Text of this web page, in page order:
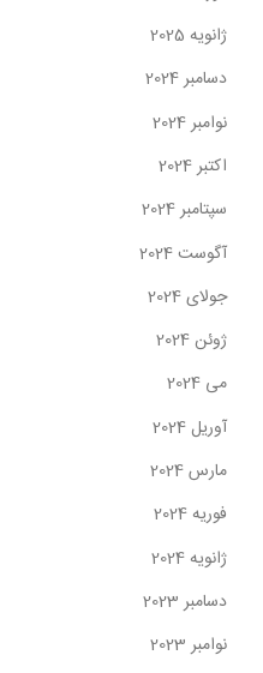
ژانویه 2025
دسامبر 2024
نوامبر 2024
اکتبر 2024
سپتامبر 2024
آگوست 2024
جولای 2024
ژوئن 2024
می 2024
آوریل 2024
مارس 2024
فوریه 2024
ژانویه 2024
دسامبر 2023
نوامبر 2023